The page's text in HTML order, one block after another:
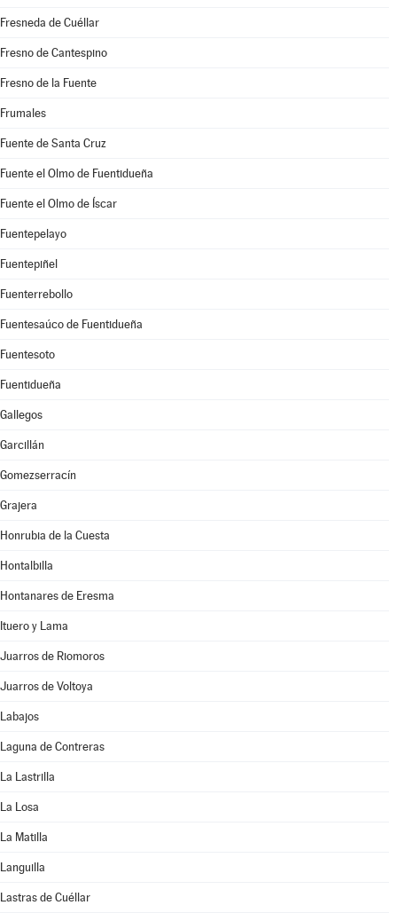
Fresneda de Cuéllar
Fresno de Cantespino
Fresno de la Fuente
Frumales
Fuente de Santa Cruz
Fuente el Olmo de Fuentidueña
Fuente el Olmo de Íscar
Fuentepelayo
Fuentepiñel
Fuenterrebollo
Fuentesaúco de Fuentidueña
Fuentesoto
Fuentidueña
Gallegos
Garcillán
Gomezserracín
Grajera
Honrubia de la Cuesta
Hontalbilla
Hontanares de Eresma
Ituero y Lama
Juarros de Riomoros
Juarros de Voltoya
Labajos
Laguna de Contreras
La Lastrilla
La Losa
La Matilla
Languilla
Lastras de Cuéllar